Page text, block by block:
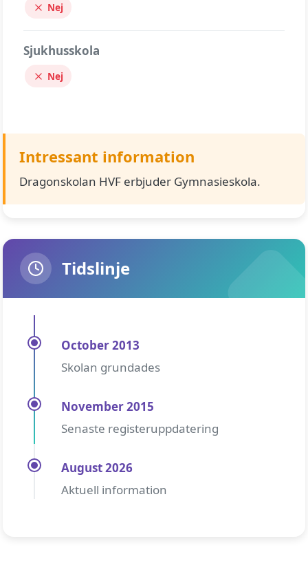
Nej
Sjukhusskola
Nej
Intressant information
Dragonskolan HVF erbjuder Gymnasieskola.
Tidslinje
October 2013
Skolan grundades
November 2015
Senaste registeruppdatering
August 2026
Aktuell information